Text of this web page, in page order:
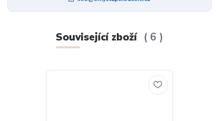
Související zboží 6